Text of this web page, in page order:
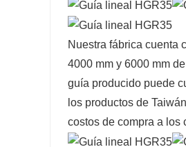
Nuestra fábrica cuenta
4000 mm y 6000 mm
guía producido puede
los productos de
costos de compra a los